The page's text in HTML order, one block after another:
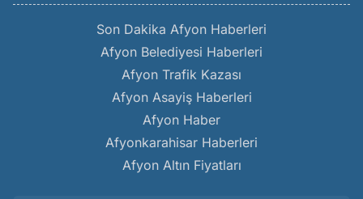
Son Dakika Afyon Haberleri
Afyon Belediyesi Haberleri
Afyon Trafik Kazası
Afyon Asayiş Haberleri
Afyon Haber
Afyonkarahisar Haberleri
Afyon Altın Fiyatları